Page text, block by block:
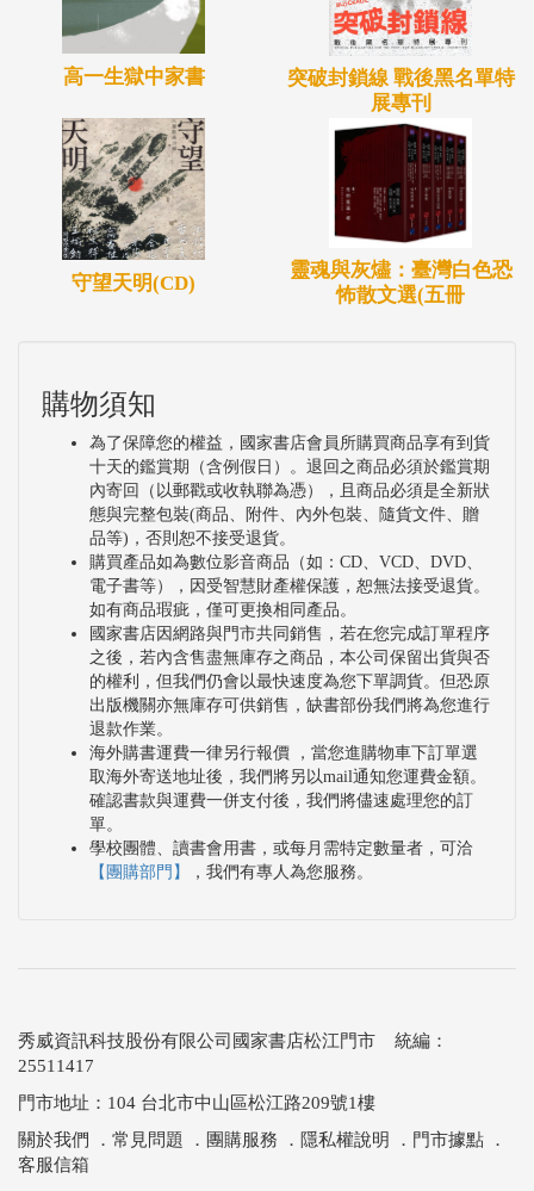
高一生獄中家書
突破封鎖線 戰後黑名單特
展專刊
守望天明(CD)
靈魂與灰燼：臺灣白色恐
怖散文選(五冊
購物須知
為了保障您的權益，國家書店會員所購買商品享有到貨
十天的鑑賞期（含例假日）。退回之商品必須於鑑賞期
內寄回（以郵戳或收執聯為憑），且商品必須是全新狀
態與完整包裝(商品、附件、內外包裝、隨貨文件、贈
品等)，否則恕不接受退貨。
購買產品如為數位影音商品（如：CD、VCD、DVD、
電子書等），因受智慧財產權保護，恕無法接受退貨。
如有商品瑕疵，僅可更換相同產品。
國家書店因網路與門市共同銷售，若在您完成訂單程序
之後，若內含售盡無庫存之商品，本公司保留出貨與否
的權利，但我們仍會以最快速度為您下單調貨。但恐原
出版機關亦無庫存可供銷售，缺書部份我們將為您進行
退款作業。
海外購書運費一律另行報價 ，當您進購物車下訂單選
取海外寄送地址後，我們將另以mail通知您運費金額。
確認書款與運費一併支付後，我們將儘速處理您的訂
單。
學校團體、讀書會用書，或每月需特定數量者，可洽
【團購部門】
，我們有專人為您服務。
秀威資訊科技股份有限公司國家書店松江門市 統編：
25511417
門市地址：104 台北市中山區松江路209號1樓
關於我們 ． 常見問題 ． 團購服務 ． 隱私權說明 ． 門市據點 ．
客服信箱